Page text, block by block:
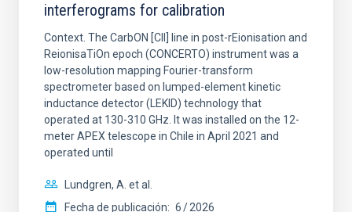
interferograms for calibration
Context. The CarbON [CII] line in post-rEionisation and
ReionisaTiOn epoch (CONCERTO) instrument was a
low-resolution mapping Fourier-transform
spectrometer based on lumped-element kinetic
inductance detector (LEKID) technology that
operated at 130-310 GHz. It was installed on the 12-
meter APEX telescope in Chile in April 2021 and
operated until
Lundgren, A. et al.
Fecha de publicación: 6 2026